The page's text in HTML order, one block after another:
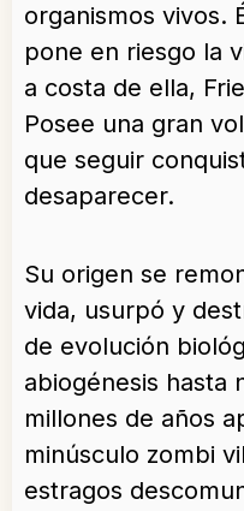
organismos vivos.
pone en riesgo la
a costa de ella,
Posee una gran
que seguir
desaparecer.
Su origen se
vida, usurpó y
de evolución
abiogénesis hasta
millones de años
minúsculo zombi
estragos